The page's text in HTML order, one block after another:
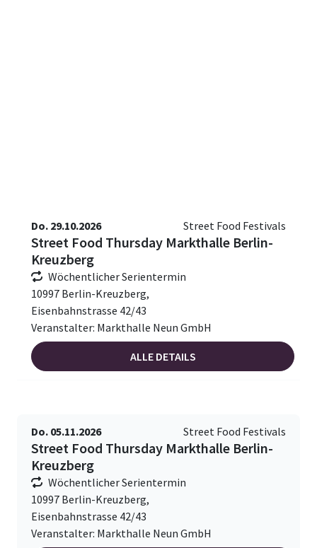
Do. 29.10.2026 Street Food Festivals
Street Food Thursday Markthalle Berlin-
Kreuzberg
Wöchentlicher Serientermin
10997 Berlin-Kreuzberg,
Eisenbahnstrasse 42/43
Veranstalter: Markthalle Neun GmbH
ALLE DETAILS
Do. 05.11.2026 Street Food Festivals
Street Food Thursday Markthalle Berlin-
Kreuzberg
Wöchentlicher Serientermin
10997 Berlin-Kreuzberg,
Eisenbahnstrasse 42/43
Veranstalter: Markthalle Neun GmbH